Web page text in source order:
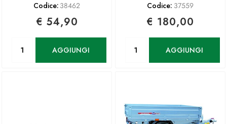
Codice: 38462
€ 54,90
AGGIUNGI
Codice: 37559
€ 180,00
AGGIUNGI